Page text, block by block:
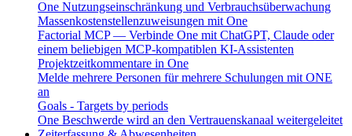
One Nutzungseinschränkung und Verbrauchsüberwachung
Massenkostenstellenzuweisungen mit One
Factorial MCP — Verbinde One mit ChatGPT, Claude oder
einem beliebigen MCP-kompatiblen KI-Assistenten
Projektzeitkommentare in One
Melde mehrere Personen für mehrere Schulungen mit ONE
an
Goals - Targets by periods
One Beschwerde wird an den Vertrauenskanaal weitergeleitet